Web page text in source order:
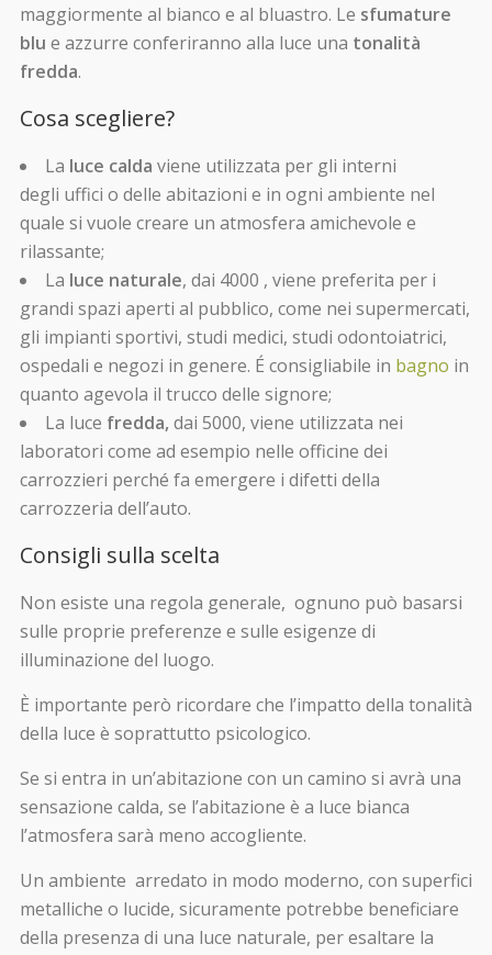
maggiormente al bianco e al bluastro. Le sfumature
blu e azzurre conferiranno alla luce una tonalità
fredda.
Cosa scegliere?
La luce calda viene utilizzata per gli interni
degli uffici o delle abitazioni e in ogni ambiente nel
quale si vuole creare un atmosfera amichevole e
rilassante;
La luce naturale, dai 4000 , viene preferita per i
grandi spazi aperti al pubblico, come nei supermercati,
gli impianti sportivi, studi medici, studi odontoiatrici,
ospedali e negozi in genere. É consigliabile in bagno in
quanto agevola il trucco delle signore;
La luce fredda, dai 5000, viene utilizzata nei
laboratori come ad esempio nelle officine dei
carrozzieri perché fa emergere i difetti della
carrozzeria dell’auto.
Consigli sulla scelta
Non esiste una regola generale, ognuno può basarsi
sulle proprie preferenze e sulle esigenze di
illuminazione del luogo.
È importante però ricordare che l’impatto della tonalità
della luce è soprattutto psicologico.
Se si entra in un’abitazione con un camino si avrà una
sensazione calda, se l’abitazione è a luce bianca
l’atmosfera sarà meno accogliente.
Un ambiente arredato in modo moderno, con superfici
metalliche o lucide, sicuramente potrebbe beneficiare
della presenza di una luce naturale, per esaltare la